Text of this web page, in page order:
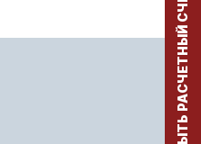
ОТКРЫТЬ РАСЧЕТНЫЙ СЧЕТ